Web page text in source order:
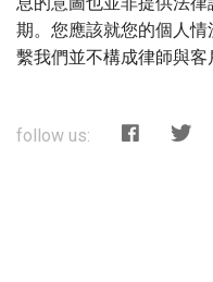
期。您應該就您的個人
繫我們並不構成律師與客
follow us: